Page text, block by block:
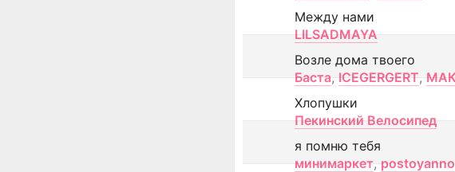
Между нами
LILSADMAYA
Возле дома твоего
Баста, ICEGERGERT,
Хлопушки
Пекинский Велосипед
я помню тебя
минимаркет, postoyanno